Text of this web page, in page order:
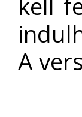
kell
A